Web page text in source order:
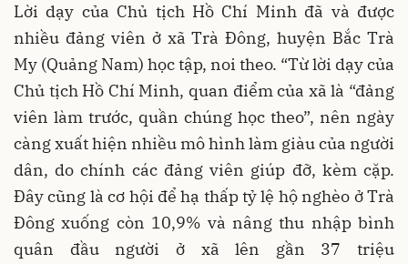
Lời dạy của Chủ tịch Hồ Chí Minh đã và được
nhiều đảng viên ở xã Trà Đông, huyện Bắc Trà
My (Quảng Nam) học tập, noi theo. “Từ lời dạy của
Chủ tịch Hồ Chí Minh, quan điểm của xã là “đảng
viên làm trước, quần chúng học theo”, nên ngày
càng xuất hiện nhiều mô hình làm giàu của người
dân, do chính các đảng viên giúp đỡ, kèm cặp.
Đây cũng là cơ hội để hạ thấp tỷ lệ hộ nghèo ở Trà
Đông xuống còn 10,9% và nâng thu nhập bình
quân đầu người ở xã lên gần 37 triệu